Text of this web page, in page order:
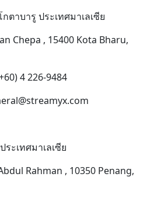
ตาบารู ประเทศมาเลเซีย
Chepa , 15400 Kota Bharu,
4 226-9484
ะเทศมาเลเซีย
Rahman , 10350 Penang,